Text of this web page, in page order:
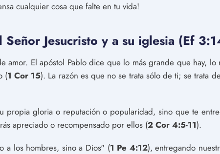
cualquier cosa que falte en tu vida!
Jesucristo y a su iglesia (Ef
amor. El apóstol Pablo dice que lo más grande que hay,
(1 Cor 15). La razón es que no se trata sólo de ti; se trata
propia gloria o reputación o popularidad, sino que te
apreciado o recompensado por ellos (2 Cor 4:5-11).
a los hombres, sino a Dios" (1 Pe 4:12), entregando